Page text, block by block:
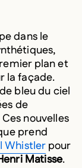
dans le
plan et
la façade.
bleu du ciel
de
nouvelles
prend
Whistlerpour
Matisse.